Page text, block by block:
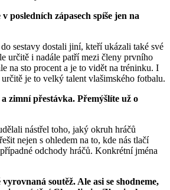
posledních zápasech spíše jen na
sestavy dostali jiní, kteří ukázali také své
určitě i nadále patří mezi členy prvního
na sto procent a je to vidět na tréninku. I
je to velký talent vlašimského fotbalu.
zimní přestávka. Přemýšlíte už o
nástřel toho, jaký okruh hráčů
nejen s ohledem na to, kde nás tlačí
odchody hráčů. Konkrétní jména
soutěž. Ale asi se shodneme,